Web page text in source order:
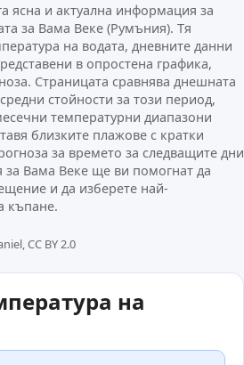
ясна и актуална информация за
за Вама Веке (Румъния). Тя
на водата, дневните данни
в опростена графика,
Страницата сравнява днешната
стойности за този период,
температурни диапазони
близките плажове с кратки
за времето за следващите дни
Вама Веке ще ви помогнат да
и да изберете най-
къпане.
CC BY 2.0
на